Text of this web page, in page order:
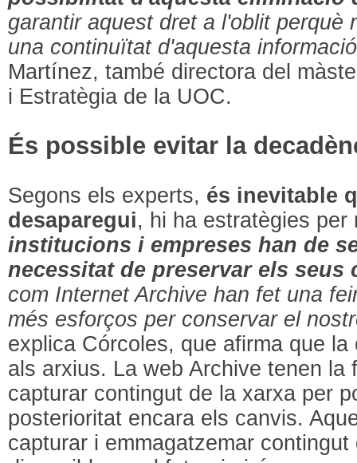
garantir aquest dret a l'oblit perquè
una continuïtat d'aquesta
Martínez, també directora del
i Estratègia de la UOC.
És possible evitar la
Segons els experts, és inevitable
desaparegui, hi ha estratègies per
institucions i empreses han de
necessitat de preservar els seus
com Internet Archive han fet una
més esforços per conservar el
explica Córcoles, que afirma que
als arxius. La web Archive tenen la
capturar contingut de la xarxa per
posterioritat encara els canvis.
capturar i emmagatzemar